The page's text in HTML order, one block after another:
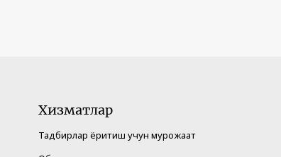
Хизматлар
Тадбирлар ёритиш учун мурожаат